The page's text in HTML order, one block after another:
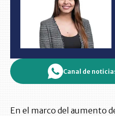
Canal de
En el marco del aumento